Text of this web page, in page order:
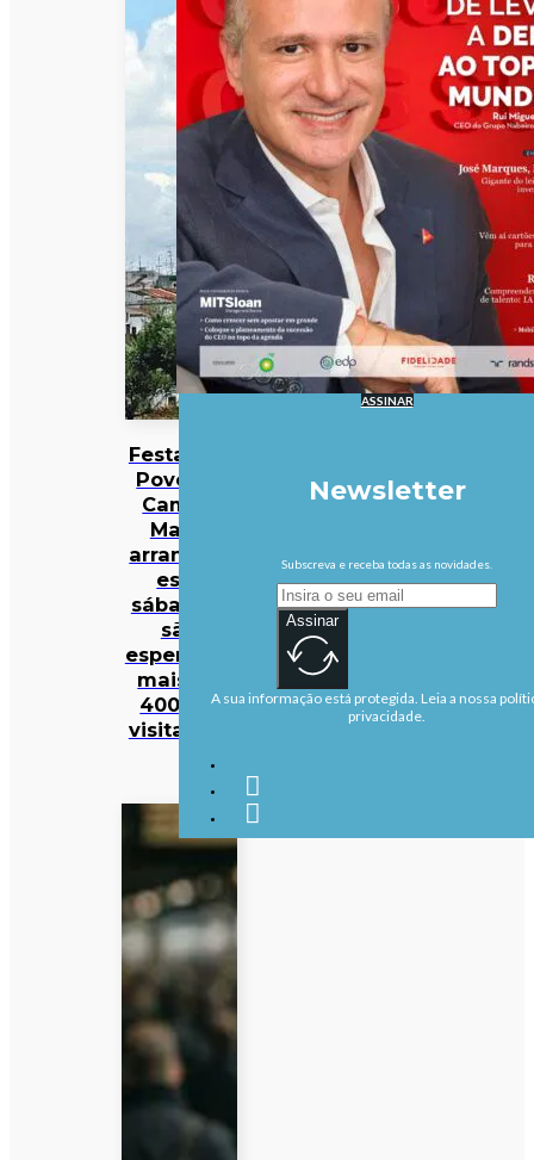
Festas do
Povo de
Campo
Maior
arrancam
este
sábado e
são
esperados
mais de
400 mil
visitantes
ASSINAR
Newsletter
Subscreva e receba todas as novidades.
Assinar
A sua informação está protegida. Leia a nossa
privacidade.